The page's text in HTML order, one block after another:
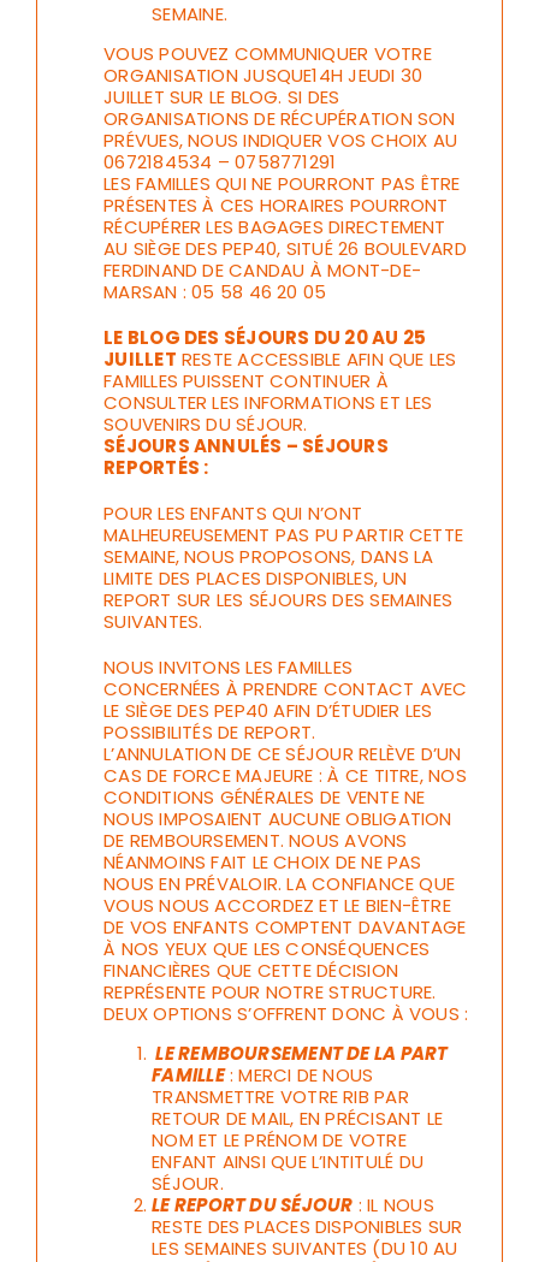
SEMAINE.
VOUS POUVEZ COMMUNIQUER VOTRE
ORGANISATION JUSQUE14H JEUDI 30
JUILLET SUR LE BLOG. SI DES
ORGANISATIONS DE RÉCUPÉRATION SON
PRÉVUES, NOUS INDIQUER VOS CHOIX AU
0672184534 – 0758771291
LES FAMILLES QUI NE POURRONT PAS ÊTRE
PRÉSENTES À CES HORAIRES POURRONT
RÉCUPÉRER LES BAGAGES DIRECTEMENT
AU SIÈGE DES PEP40, SITUÉ 26 BOULEVARD
FERDINAND DE CANDAU À MONT-DE-
MARSAN : 05 58 46 20 05
LE BLOG DES SÉJOURS DU 20 AU 25
JUILLET RESTE ACCESSIBLE AFIN QUE LES
FAMILLES PUISSENT CONTINUER À
CONSULTER LES INFORMATIONS ET LES
SOUVENIRS DU SÉJOUR.
SÉJOURS ANNULÉS – SÉJOURS
REPORTÉS :
POUR LES ENFANTS QUI N’ONT
MALHEUREUSEMENT PAS PU PARTIR CETTE
SEMAINE, NOUS PROPOSONS, DANS LA
LIMITE DES PLACES DISPONIBLES, UN
REPORT SUR LES SÉJOURS DES SEMAINES
SUIVANTES.
NOUS INVITONS LES FAMILLES
CONCERNÉES À PRENDRE CONTACT AVEC
LE SIÈGE DES PEP40 AFIN D’ÉTUDIER LES
POSSIBILITÉS DE REPORT.
L’ANNULATION DE CE SÉJOUR RELÈVE D’UN
CAS DE FORCE MAJEURE : À CE TITRE, NOS
CONDITIONS GÉNÉRALES DE VENTE NE
NOUS IMPOSAIENT AUCUNE OBLIGATION
DE REMBOURSEMENT. NOUS AVONS
NÉANMOINS FAIT LE CHOIX DE NE PAS
NOUS EN PRÉVALOIR. LA CONFIANCE QUE
VOUS NOUS ACCORDEZ ET LE BIEN-ÊTRE
DE VOS ENFANTS COMPTENT DAVANTAGE
À NOS YEUX QUE LES CONSÉQUENCES
FINANCIÈRES QUE CETTE DÉCISION
REPRÉSENTE POUR NOTRE STRUCTURE.
DEUX OPTIONS S’OFFRENT DONC À VOUS :
LE REMBOURSEMENT DE LA PART
FAMILLE: MERCI DE NOUS
TRANSMETTRE VOTRE RIB PAR
RETOUR DE MAIL, EN PRÉCISANT LE
NOM ET LE PRÉNOM DE VOTRE
ENFANT AINSI QUE L’INTITULÉ DU
SÉJOUR.
LE REPORT DU SÉJOUR : IL NOUS
RESTE DES PLACES DISPONIBLES SUR
LES SEMAINES SUIVANTES (DU 10 AU